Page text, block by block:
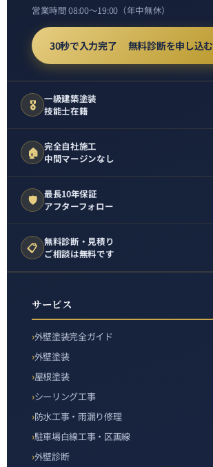
営業時間 08:00〜19:00（年中無休）
30秒で入力完了 無料診断を申し込む
🎖️
一級建築塗装
技能士在籍
🏠 完全自社施工
中間マージンなし
🛡️ 最長10年保証
アフターフォロー
📋 無料診断・見積り
ご相談は無料です
サービス
外壁塗装完全ガイド
外壁塗装
屋根塗装
シーリング工事
防水工事・雨漏り修理
駐車場白線工事・区画線
外壁診断